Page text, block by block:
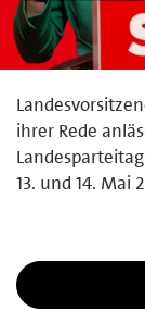
ihrer Rede
13. und 14. Mai